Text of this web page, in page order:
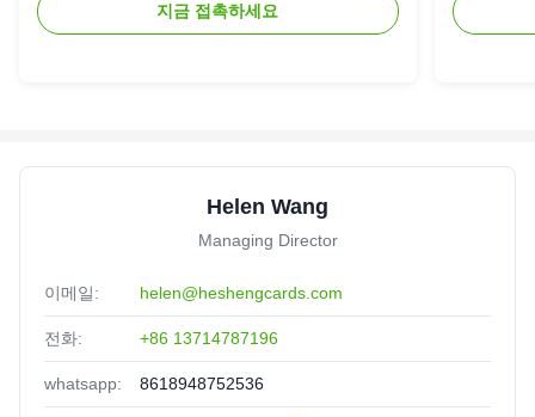
지금 접촉하세요
Helen Wang
Managing Director
이메일: helen@heshengcards.com
전화: +86 13714787196
whatsapp: 8618948752536